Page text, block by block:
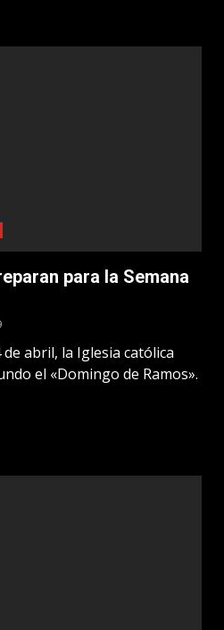
para la Semana
abril, la Iglesia católica
el «Domingo de Ramos».